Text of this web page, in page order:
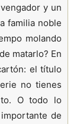
y un
familia noble
molando
matarlo? En
el título
no tienes
O todo lo
de